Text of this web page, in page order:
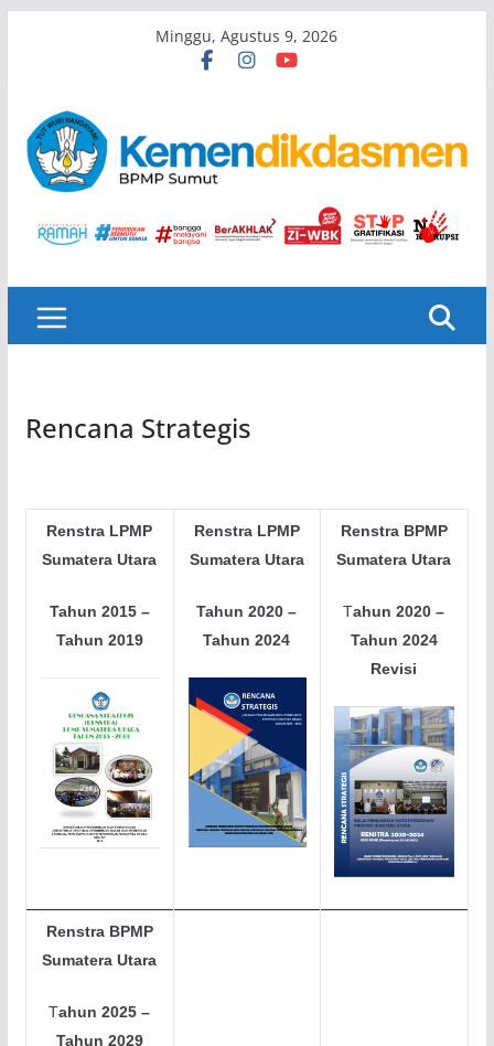
Minggu, Agustus 9, 2026
Rencana Strategis
Renstra LPMP
Sumatera Utara
Tahun 2015 –
Tahun 2019
Renstra LPMP
Sumatera Utara
Tahun 2020 –
Tahun 2024
Renstra BPMP
Sumatera Utara
Tahun 2020 –
Tahun 2024
Revisi
Renstra BPMP
Sumatera Utara
Tahun 2025 –
Tahun 2029